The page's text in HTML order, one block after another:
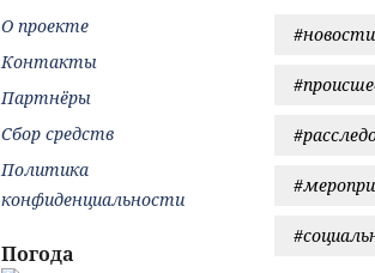
О проекте
Контакты
Партнёры
Сбор средств
Политика
конфиденциальности
Погода